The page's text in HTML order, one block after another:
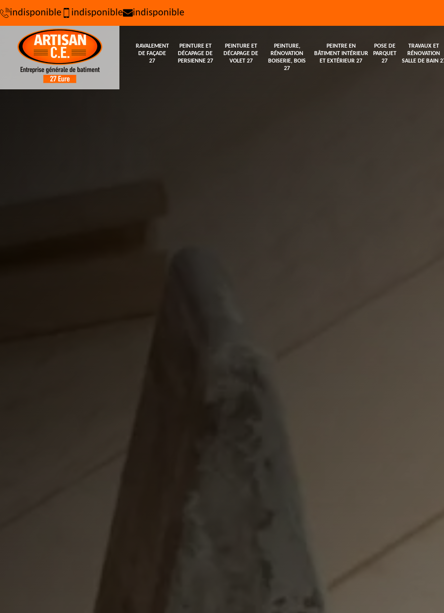
indisponible indisponible indisponible
RAVALEMENT
DE FAÇADE
27
PEINTURE ET
DÉCAPAGE DE
PERSIENNE 27
PEINTURE ET
DÉCAPAGE DE
VOLET 27
PEINTURE,
RÉNOVATION
BOISERIE, BOIS
27
PEINTRE EN
BÂTIMENT INTÉRIEUR
ET EXTÉRIEUR 27
POSE DE
PARQUET
27
TRAVAUX ET
RÉNOVATION
SALLE DE BAIN